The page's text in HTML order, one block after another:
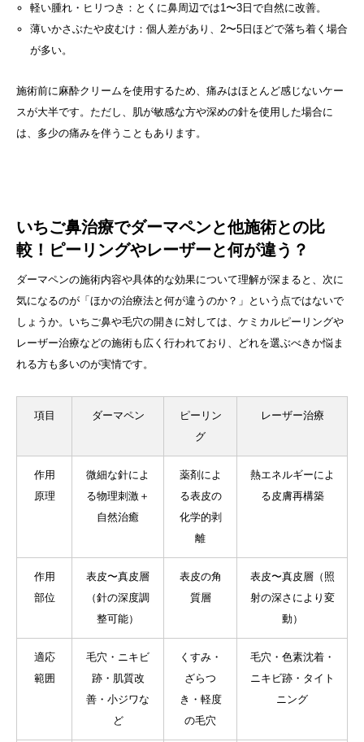
軽い腫れ・ヒリつき：とくに鼻周辺では1〜3日で自然に改善。
薄いかさぶたや皮むけ：個人差があり、2〜5日ほどで落ち着く場合
が多い。
施術前に麻酔クリームを使用するため、痛みはほとんど感じないケー
スが大半です。ただし、肌が敏感な方や深めの針を使用した場合に
は、多少の痛みを伴うこともあります。
いちご鼻治療でダーマペンと他施術との比
較！ピーリングやレーザーと何が違う？
ダーマペンの施術内容や具体的な効果について理解が深まると、次に
気になるのが「ほかの治療法と何が違うのか？」という点ではないで
しょうか。いちご鼻や毛穴の開きに対しては、ケミカルピーリングや
レーザー治療などの施術も広く行われており、どれを選ぶべきか悩ま
れる方も多いのが実情です。
項目 ダーマペン
ピーリン
グ
レーザー治療
作用
原理
微細な針によ
る物理刺激＋
自然治癒
薬剤によ
る表皮の
化学的剥
離
熱エネルギーによ
る皮膚再構築
作用
部位
表皮〜真皮層
（針の深度調
整可能）
表皮の角
質層
表皮〜真皮層（照
射の深さにより変
動）
適応
範囲
毛穴・ニキビ
跡・肌質改
善・小ジワな
ど
くすみ・
ざらつ
き・軽度
の毛穴
毛穴・色素沈着・
ニキビ跡・タイト
ニング